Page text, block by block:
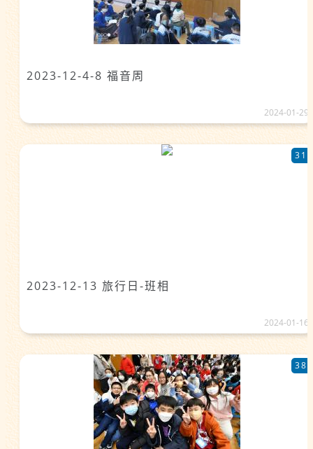
2023-12-4-8 福音周
2024-01-29
2023-12-13 旅行日-班相
31
2024-01-16
38